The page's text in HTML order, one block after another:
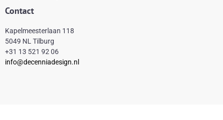
Contact
Kapelmeesterlaan 118
5049 NL Tilburg
+31 13 521 92 06
info@decenniadesign.nl